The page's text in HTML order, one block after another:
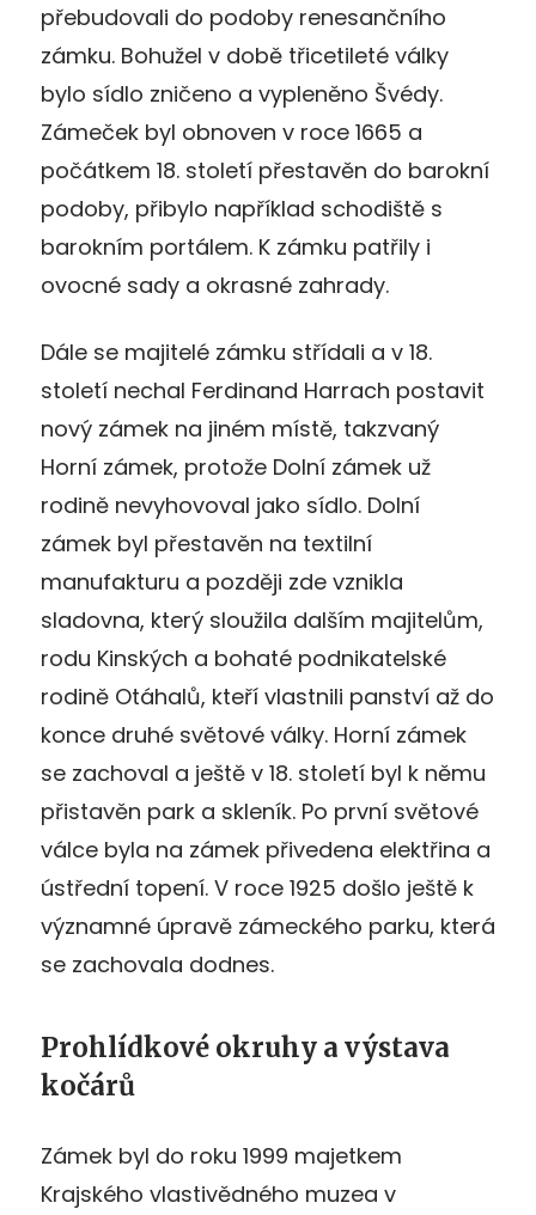
přebudovali do podoby renesančního
zámku. Bohužel v době třicetileté války
bylo sídlo zničeno a vypleněno Švédy.
Zámeček byl obnoven v roce 1665 a
počátkem 18. století přestavěn do barokní
podoby, přibylo například schodiště s
barokním portálem. K zámku patřily i
ovocné sady a okrasné zahrady.
Dále se majitelé zámku střídali a v 18.
století nechal Ferdinand Harrach postavit
nový zámek na jiném místě, takzvaný
Horní zámek, protože Dolní zámek už
rodině nevyhovoval jako sídlo. Dolní
zámek byl přestavěn na textilní
manufakturu a později zde vznikla
sladovna, který sloužila dalším majitelům,
rodu Kinských a bohaté podnikatelské
rodině Otáhalů, kteří vlastnili panství až do
konce druhé světové války. Horní zámek
se zachoval a ještě v 18. století byl k němu
přistavěn park a skleník. Po první světové
válce byla na zámek přivedena elektřina a
ústřední topení. V roce 1925 došlo ještě k
významné úpravě zámeckého parku, která
se zachovala dodnes.
Prohlídkové okruhy a výstava
kočárů
Zámek byl do roku 1999 majetkem
Krajského vlastivědného muzea v